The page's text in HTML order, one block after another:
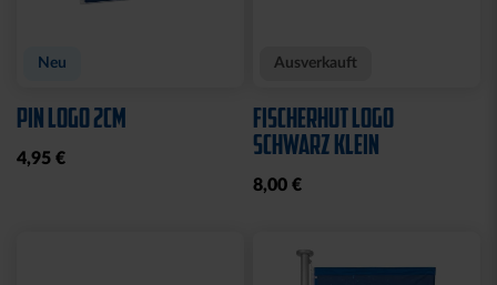
Neu
PIN LOGO 2CM
4,95 €
Ausverkauft
FISCHERHUT LOGO
SCHWARZ KLEIN
8,00 €